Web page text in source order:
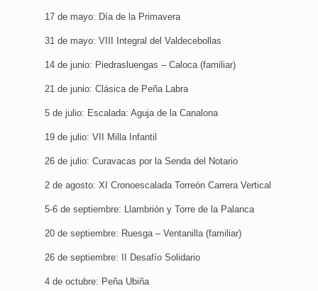
17 de mayo: Día de la Primavera
31 de mayo: VIII Integral del Valdecebollas
14 de junio: Piedrasluengas – Caloca (familiar)
21 de junio: Clásica de Peña Labra
5 de julio: Escalada: Aguja de la Canalona
19 de julio: VII Milla Infantil
26 de julio: Curavacas por la Senda del Notario
2 de agosto: XI Cronoescalada Torreón Carrera Vertical
5-6 de septiembre: Llambrión y Torre de la Palanca
20 de septiembre: Ruesga – Ventanilla (familiar)
26 de septiembre: II Desafío Solidario
4 de octubre: Peña Ubiña